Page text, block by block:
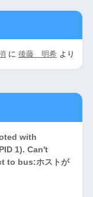
に 後藤 明希より
with
1). Can't
to bus:ホストが